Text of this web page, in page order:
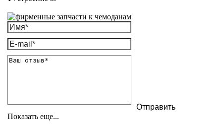
Показать еще...